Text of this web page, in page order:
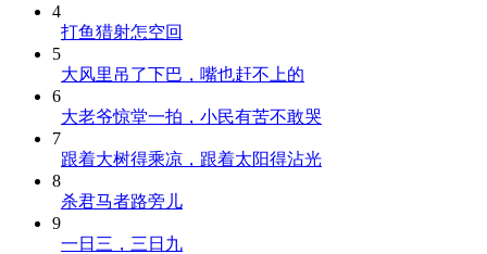
4
打鱼猎射怎空回
5
大风里吊了下巴，嘴也赶不上的
6
大老爷惊堂一拍，小民有苦不敢哭
7
跟着大树得乘凉，跟着太阳得沾光
8
杀君马者路旁儿
9
一日三，三日九